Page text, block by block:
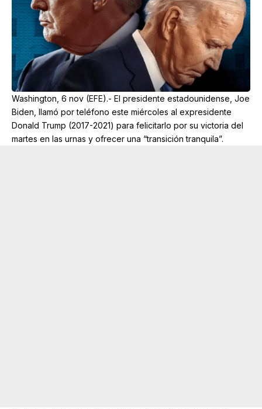
Washington, 6 nov (EFE).- El presidente estadounidense, Joe
Biden, llamó por teléfono este miércoles al expresidente
Donald Trump (2017-2021) para felicitarlo por su victoria del
martes en las urnas y ofrecer una “transición tranquila”.